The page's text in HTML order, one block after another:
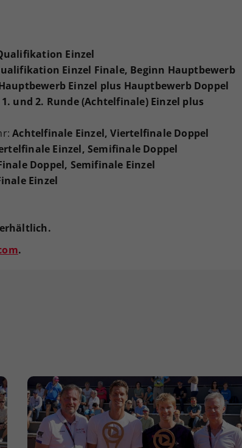
Einzel
Einzel Finale, Beginn Hauptbewerb
Einzel plus Hauptbewerb Doppel
1. und 2. Runde (Achtelfinale) Einzel plus
Achtelfinale Einzel, Viertelfinale Doppel
Einzel, Semifinale Doppel
Doppel, Semifinale Einzel
Einzel
erhältlich.
.